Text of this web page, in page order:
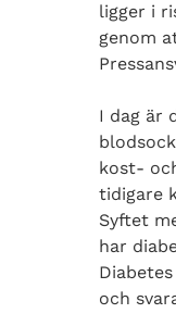
ligger i
genom
I dag är
kost-
tidigare
Syftet
har
och